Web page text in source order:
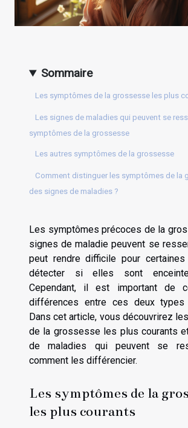
Sommaire
Les symptômes de la grossesse les plus
Les signes de maladies qui peuvent se
symptômes de la grossesse
Les autres symptômes de la grossesse
Comment distinguer les symptômes de la
des signes de maladies ?
Les symptômes précoces de la
signes de maladie peuvent se
peut rendre difficile pour
détecter si elles sont
Cependant, il est important de
différences entre ces deux types
Dans cet article, vous découvrirez
de la grossesse les plus courants
de maladies qui peuvent se
comment les différencier.
Les symptômes de la
les plus courants